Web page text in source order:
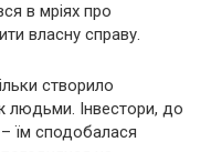
в мріях про
власну справу.
створило
людьми. Інвестори, до
їм сподобалася